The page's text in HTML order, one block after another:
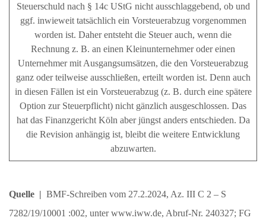
Steuerschuld nach § 14c UStG nicht ausschlaggebend, ob und
ggf. inwieweit tatsächlich ein Vorsteuerabzug vorgenommen
worden ist. Daher entsteht die Steuer auch, wenn die
Rechnung z. B. an einen Kleinunternehmer oder einen
Unternehmer mit Ausgangsumsätzen, die den Vorsteuerabzug
ganz oder teilweise ausschließen, erteilt worden ist. Denn auch
in diesen Fällen ist ein Vorsteuerabzug (z. B. durch eine spätere
Option zur Steuerpflicht) nicht gänzlich ausgeschlossen. Das
hat das Finanzgericht Köln aber jüngst anders entschieden. Da
die Revision anhängig ist, bleibt die weitere Entwicklung
abzuwarten.
Quelle | BMF-Schreiben vom 27.2.2024, Az. III C 2 – S
7282/19/10001 :002, unter www.iww.de, Abruf-Nr. 240327; FG